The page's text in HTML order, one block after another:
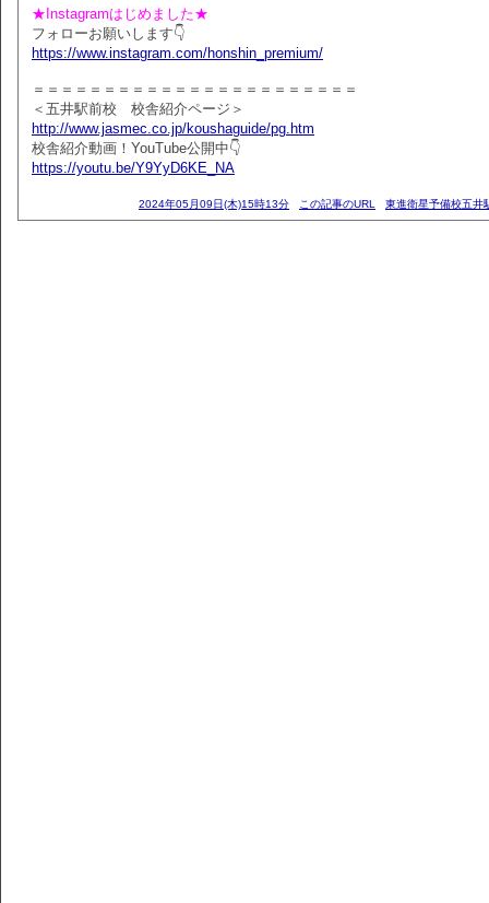
★Instagramはじめました★
フォローお願いします👇
https://www.instagram.com/honshin_premium/
＝＝＝＝＝＝＝＝＝＝＝＝＝＝＝＝＝＝＝＝＝＝＝
＜五井駅前校 校舎紹介ページ＞
http://www.jasmec.co.jp/koushaguide/pg.htm
校舎紹介動画！YouTube公開中👇
https://youtu.be/Y9YyD6KE_NA
2024年05月09日(木)15時13分 この記事のURL 東進衛星予備校五井